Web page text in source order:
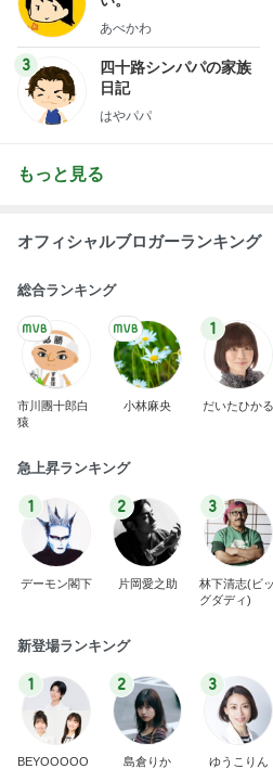
あべかわ
3
四十路シンパパの家族
日記
はやパパ
もっと見る
オフィシャルブロガーランキング
総合ランキング
市川團十郎白
猿
小林麻央
1
だいたひかる
急上昇ランキング
1
デーモン閣下
2
片岡愛之助
3
林下清志(ビッ
グダディ)
新登場ランキング
1
BEYOOOOO
2
島倉りか
3
ゆうこりん